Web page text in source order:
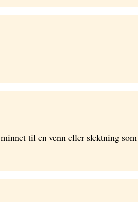
til en venn eller slektning som